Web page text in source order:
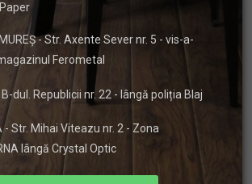
- Str. Axente Sever nr. 5 - vis-a-
Ferometal
B-dul. Republicii nr. 22 - lângă poliția Blaj
- Str. Mihai Viteazu nr. 2 - Zona
lângă Crystal Optic